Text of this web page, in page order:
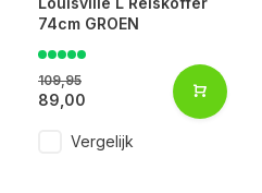
74cm GROEN
109,95
89,00
Vergelijk